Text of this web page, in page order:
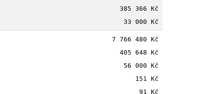
385 366 Kč
33 000 Kč
7 766 480 Kč
405 648 Kč
56 000 Kč
151 Kč
91 Kč